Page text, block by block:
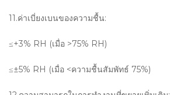
11.ค่าเบี่ยงเบนของความชื้น:
≤+3% RH (เมื่อ >75% RH)
≤±5% RH (เมื่อ <ความชื้นสัมพัทธ์ 75%)